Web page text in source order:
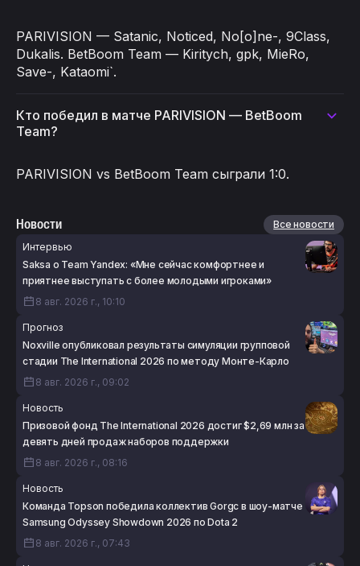
PARIVISION — Satanic, Noticed, No[o]ne-, 9Class,
Dukalis. BetBoom Team — Kiritych, gpk, MieRo,
Save-, Kataomi`.
Кто победил в матче PARIVISION — BetBoom
Team?
PARIVISION vs BetBoom Team сыграли 1:0.
Новости
Все новости
Интервью
Saksa о Team Yandex: «Мне сейчас комфортнее и
приятнее выступать с более молодыми игроками»
8 авг. 2026 г., 10:10
Прогноз
Noxville опубликовал результаты симуляции групповой
стадии The International 2026 по методу Монте-Карло
8 авг. 2026 г., 09:02
Новость
Призовой фонд The International 2026 достиг $2,69 млн за
девять дней продаж наборов поддержки
8 авг. 2026 г., 08:16
Новость
Команда Topson победила коллектив Gorgc в шоу-матче
Samsung Odyssey Showdown 2026 по Dota 2
8 авг. 2026 г., 07:43